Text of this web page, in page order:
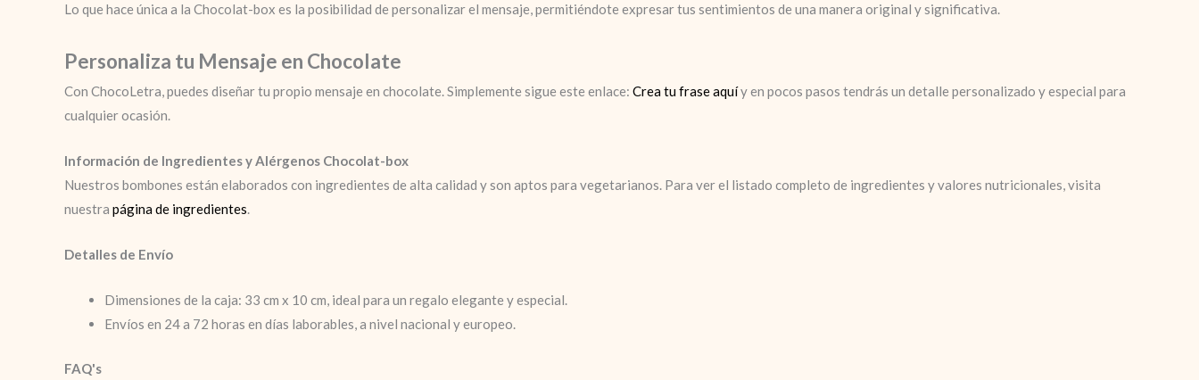
Lo que hace única a la Chocolat-box es la posibilidad de personalizar el mensaje, permitiéndote expresar tus sentimientos de una manera original y significativa.
Personaliza tu Mensaje en Chocolate
Con ChocoLetra, puedes diseñar tu propio mensaje en chocolate. Simplemente sigue este enlace: Crea tu frase aquíy en pocos pasos tendrás un detalle personalizado y especial para
cualquier ocasión.
Información de Ingredientes y Alérgenos Chocolat-box
Nuestros bombones están elaborados con ingredientes de alta calidad y son aptos para vegetarianos. Para ver el listado completo de ingredientes y valores nutricionales, visita
nuestra página de ingredientes.
Detalles de Envío
Dimensiones de la caja: 33 cm x 10 cm, ideal para un regalo elegante y especial.
Envíos en 24 a 72 horas en días laborables, a nivel nacional y europeo.
FAQ's